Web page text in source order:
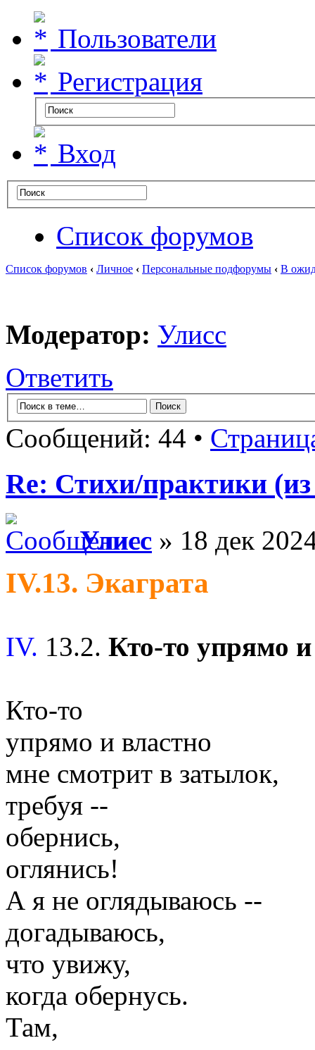
Пользователи
Регистрация
Вход
Список форумов
Список форумов ‹ Личное ‹ Персональные подфорумы ‹ В
Модератор: Улисс
Ответить
Сообщений: 44 •
Re: Стихи/практики
Улисс » 18 дек
IV.13. Экаграта
IV. 13.2. Кто-то упрямо
Кто-то
упрямо и властно
мне смотрит в затылок,
требуя --
обернись,
оглянись!
А я не оглядываюсь --
догадываюсь,
что увижу,
когда обернусь.
Там,